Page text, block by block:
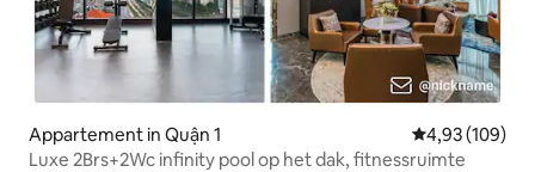
Appartement in Quận 1 Gemiddelde
4,93 (109)
Luxe 2Brs+2Wc infinity pool op het dak, fitnessruimte